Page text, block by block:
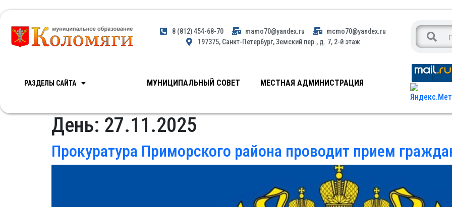
8 (812) 454-68-70 mamo70@yandex.ru
mcmo70@yandex.ru
197375, Санкт-Петербург, Земский пер., д. 7, 2-й этаж
РАЗДЕЛЫ САЙТА МУНИЦИПАЛЬНЫЙ СОВЕТ МЕСТНАЯ АДМИНИСТРАЦИЯ
День: 27.11.2025
Прокуратура Приморского района проводит прием